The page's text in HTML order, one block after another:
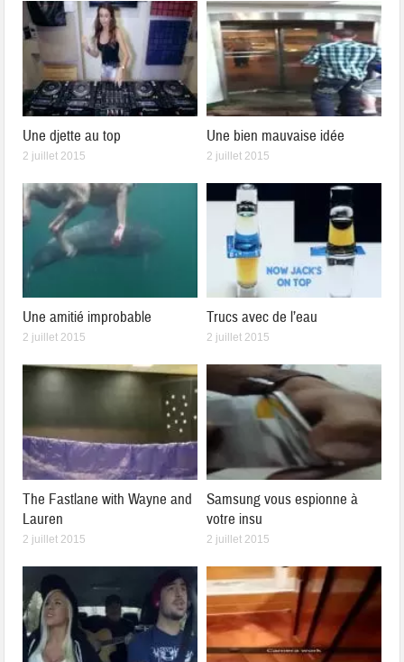
Une djette au top
2 juillet 2015
Une bien mauvaise idée
2 juillet 2015
Une amitié improbable
2 juillet 2015
Trucs avec de l’eau
2 juillet 2015
The Fastlane with Wayne and
Lauren
2 juillet 2015
Samsung vous espionne à
votre insu
2 juillet 2015